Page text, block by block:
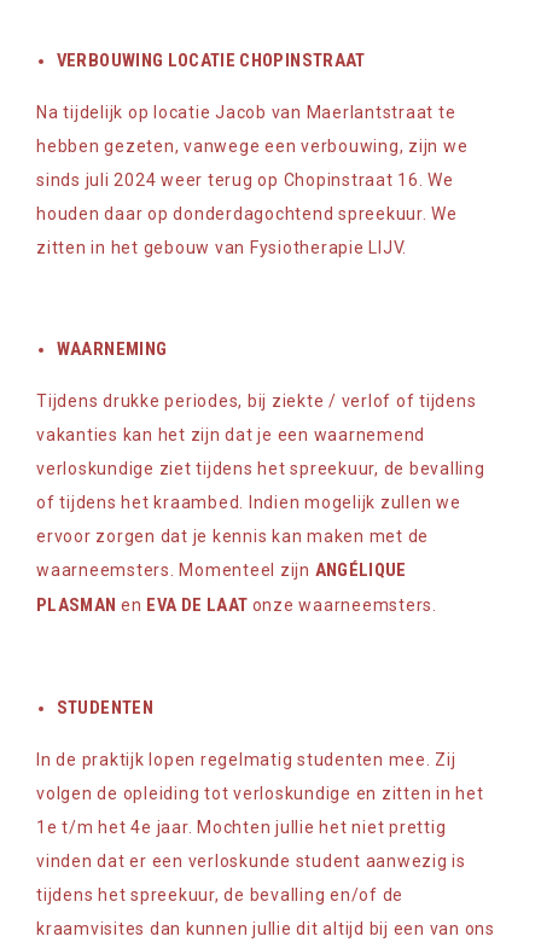
VERBOUWING LOCATIE CHOPINSTRAAT
Na tijdelijk op locatie Jacob van Maerlantstraat te
hebben gezeten, vanwege een verbouwing, zijn we
sinds juli 2024 weer terug op Chopinstraat 16. We
houden daar op donderdagochtend spreekuur. We
zitten in het gebouw van Fysiotherapie LIJV.
WAARNEMING
Tijdens drukke periodes, bij ziekte / verlof of tijdens
vakanties kan het zijn dat je een waarnemend
verloskundige ziet tijdens het spreekuur, de bevalling
of tijdens het kraambed. Indien mogelijk zullen we
ervoor zorgen dat je kennis kan maken met de
waarneemsters. Momenteel zijn ANGÉLIQUE
PLASMAN en EVA DE LAAT onze waarneemsters.
STUDENTEN
In de praktijk lopen regelmatig studenten mee. Zij
volgen de opleiding tot verloskundige en zitten in het
1e t/m het 4e jaar. Mochten jullie het niet prettig
vinden dat er een verloskunde student aanwezig is
tijdens het spreekuur, de bevalling en/of de
kraamvisites dan kunnen jullie dit altijd bij een van ons